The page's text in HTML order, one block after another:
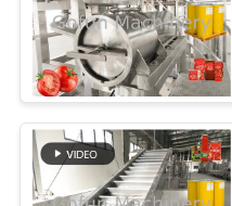
PRIVACYBELEID